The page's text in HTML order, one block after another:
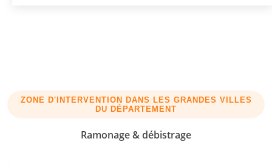
ZONE D'INTERVENTION DANS LES GRANDES VILLES
DU DÉPARTEMENT
Ramonage & débistrage